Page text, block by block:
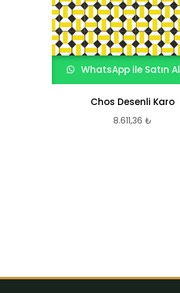
WhatsApp ile Satın Al
Chos Desenli Karo
8.611,36 ₺